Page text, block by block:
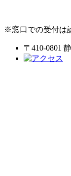
※窓口での受付は
〒410-0801